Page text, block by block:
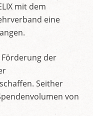
mit dem
eine
Förderung der
Seither
von